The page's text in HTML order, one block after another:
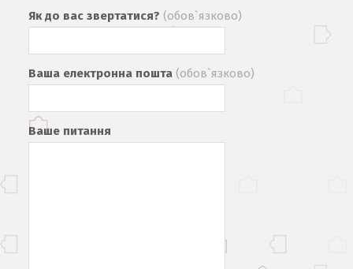
Як до вас звертатися? (обов`язково)
Ваша електронна пошта (обов`язково)
Ваше питання